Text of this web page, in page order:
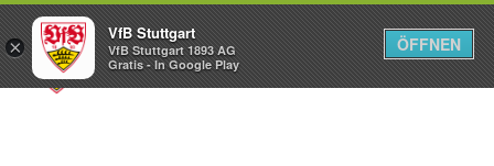
Menü
×
VfB Stuttgart
VfB Stuttgart 1893 AG
Gratis - In Google Play
ÖFFNEN